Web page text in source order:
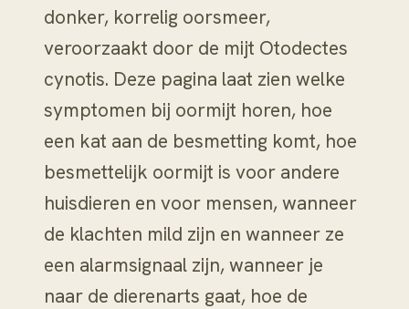
donker, korrelig oorsmeer,
veroorzaakt door de mijt Otodectes
cynotis. Deze pagina laat zien welke
symptomen bij oormijt horen, hoe
een kat aan de besmetting komt, hoe
besmettelijk oormijt is voor andere
huisdieren en voor mensen, wanneer
de klachten mild zijn en wanneer ze
een alarmsignaal zijn, wanneer je
naar de dierenarts gaat, hoe de